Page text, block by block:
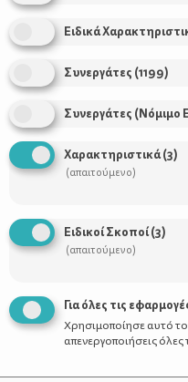
Υλικά
2 μήλα
80 γρ μαύρη κορινθιακή
75 γρ. τριμμένα καρύδια
4 κ.σ. λάδι ξηρών καρπών
Κανέλα
Ειδικά
Συνεργάτες (1199)
Συνεργάτες (Νόμιμο
Χαρακτηριστικά(3)
(απαιτούμενο)
Ειδικοί Σκοποί(3)
(απαιτούμενο)
Για όλες τις
Χρησιμοποίησε αυτό
απενεργοποιήσεις όλες